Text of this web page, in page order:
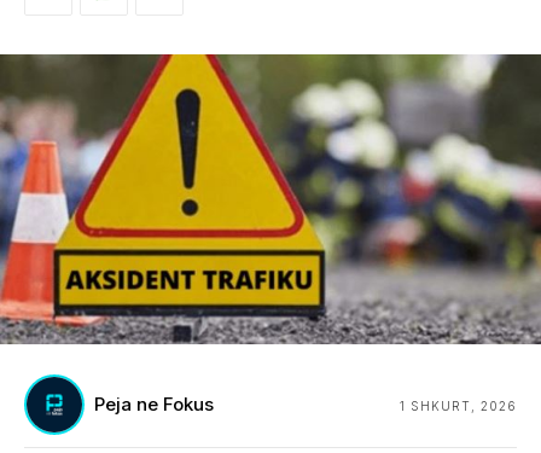
Peja ne Fokus 1 SHKURT, 2026